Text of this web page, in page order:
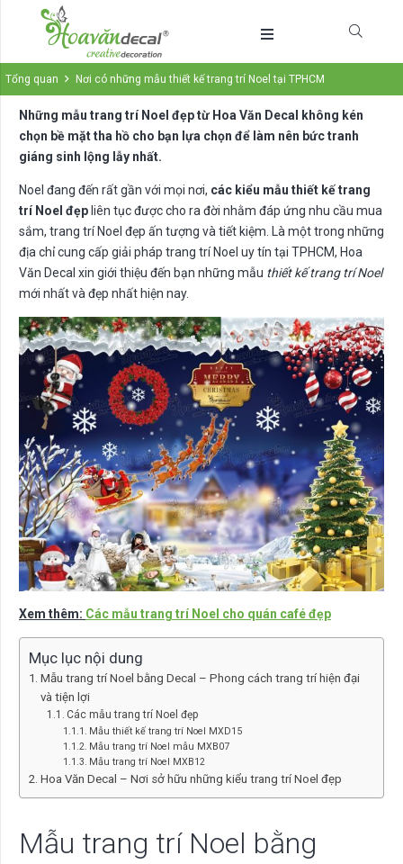
Tổng quan Nơi có những mẫu thiết kế trang trí Noel tại TPHCM
Những mẫu trang trí Noel đẹp từ Hoa Văn Decal không kén
chọn bề mặt tha hồ cho bạn lựa chọn để làm nên bức tranh
giáng sinh lộng lẫy nhất.
Noel đang đến rất gần với mọi nơi, các kiểu mẫu thiết kế trang
trí Noel đẹp liên tục được cho ra đời nhằm đáp ứng nhu cầu mua
sắm, trang trí Noel đẹp ấn tượng và tiết kiệm. Là một trong những
địa chỉ cung cấp giải pháp trang trí Noel uy tín tại TPHCM, Hoa
Văn Decal xin giới thiệu đến bạn những mẫu thiết kế trang trí Noel
mới nhất và đẹp nhất hiện nay.
Xem thêm: Các mẫu trang trí Noel cho quán café đẹp
Mục lục nội dung
Mẫu trang trí Noel bằng Decal – Phong cách trang trí hiện đại
và tiện lợi
Các mẫu trang trí Noel đẹp
Mẫu thiết kế trang trí Noel MXD15
Mẫu trang trí Noel mẫu MXB07
Mẫu trang trí Noel MXB12
Hoa Văn Decal – Nơi sở hữu những kiểu trang trí Noel đẹp
Mẫu trang trí Noel bằng